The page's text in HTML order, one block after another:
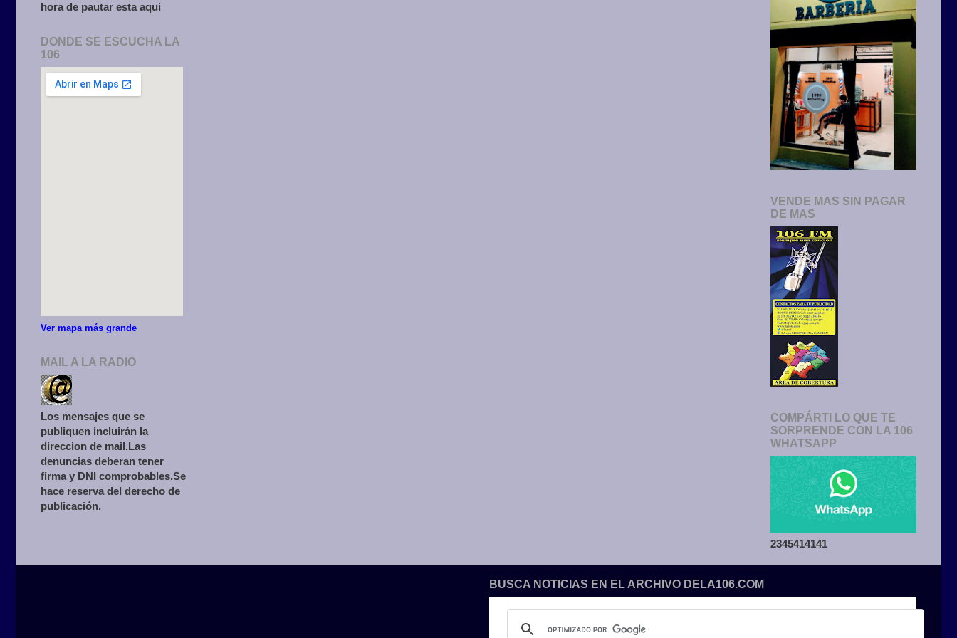
hora de pautar esta aqui
DONDE SE ESCUCHA LA
106
Ver mapa más grande
MAIL A LA RADIO
Los mensajes que se
publiquen incluirán la
direccion de mail.Las
denuncias deberan tener
firma y DNI comprobables.Se
hace reserva del derecho de
publicación.
VENDE MAS SIN PAGAR
DE MAS
COMPÁRTI LO QUE TE
SORPRENDE CON LA 106
WHATSAPP
2345414141
BUSCA NOTICIAS EN EL ARCHIVO DELA106.COM